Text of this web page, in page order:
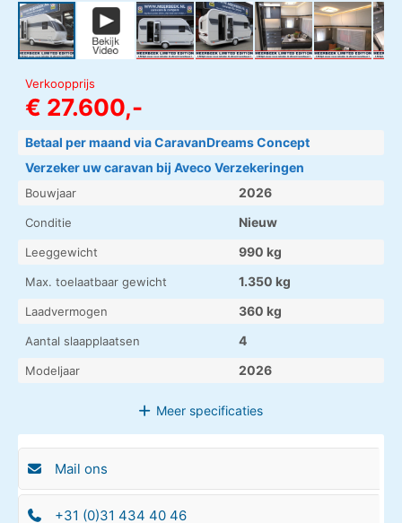
Verkoopprijs
€ 27.600,-
Betaal per maand via CaravanDreams Concept
Verzeker uw caravan bij Aveco Verzekeringen
Bouwjaar 2026
Conditie Nieuw
Leeggewicht 990 kg
Max. toelaatbaar gewicht 1.350 kg
Laadvermogen 360 kg
Aantal slaapplaatsen 4
Modeljaar 2026
Meer specificaties
Mail ons
+31 (0)31 434 40 46